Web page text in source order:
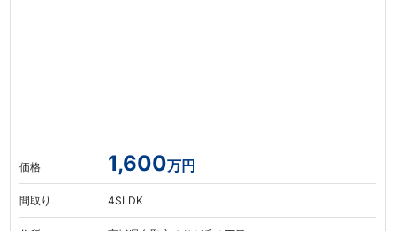
価格 1,600万円
間取り 4SLDK